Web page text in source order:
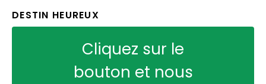
DESTIN HEUREUX
Cliquez sur le
bouton et nous